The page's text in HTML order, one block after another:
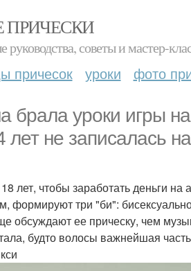
ПРИЧЕСКИ
советы и мастер-
причесок уроки фото
брала уроки игры
лет не записалась
лет, чтобы заработать деньги на
формируют три "би":
обсуждают ее прическу, чем
будто волосы важнейшая